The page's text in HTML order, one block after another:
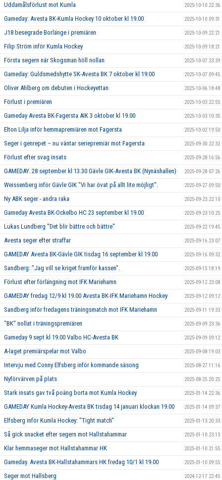
Uddamålsförlust mot Kumla 2025-10-10 22:36
Gameday: Avesta BK-Kumla Hockey 10 oktober kl 19.00 2025-10-10 09:31
J18 besegrade Borlänge i premiären 2025-10-09 22:21
Filip Ström inför Kumla Hockey 2025-10-09 18:21
Första segern när Skogsman höll nollan 2025-10-07 23:39
Gameday: Guldsmedshytte SK-Avesta BK 7 oktober kl 19:00 2025-10-07 09:45
Oliver Ahlberg om debuten i Hockeyettan 2025-10-06 18:48
Förlust i premiären 2025-10-03 22:55
Gameday Avesta BK-Fagersta AIK 3 oktober kl 19.00 2025-10-03 10:35
Elton Lilja inför hemmapremiären mot Fagersta 2025-10-02 19:50
Seger i genrepet – nu väntar seriepremiär mot Fagersta 2025-09-30 22:32
Förlust efter svag insats 2025-09-28 16:56
GAMEDAY. 28 september kl 13.30 Gävle GIK-Avesta BK (Nynäshallen) 2025-09-28 07:26
Weissenberg inför Gävle GIK "Vi har övat på allt lite möjligt". 2025-09-27 09:50
Ny ABK seger - andra raka 2025-09-23 22:10
Gameday Avesta BK-Ockelbo HC 23 september kl 19.00 2025-09-23 10:25
Lukas Lundberg "Det blir bättre och bättre" 2025-09-22 19:45
Avesta seger efter straffar 2025-09-16 23:07
GAMEDAY Avesta BK-Gävle GIK tisdag 16 september kl 19.00 2025-09-16 09:32
Sandberg: "Jag vill se kriget framför kassen". 2025-09-15 18:19
Förlust efter förlängning mot IFK Mariehamn 2025-09-12 23:08
GAMEDAY fredag 12/9 kl 19.00 Avesta BK-IFK Mariehamn Hockey 2025-09-12 09:12
Sandberg inför fredagens träningsmatch mot IFK Mariehamn 2025-09-11 19:33
"BK" nollat i träningspremiären 2025-09-09 23:36
Gameday 9 sept kl 19.00 Valbo HC-Avesta BK 2025-09-09 09:12
A-laget premiärspelar mot Valbo 2025-09-08 19:03
Intervju med Conny Elfsberg inför kommande säsong 2025-08-27 11:16
Nyförvärven på plats 2025-08-25 20:25
Stark insats gav två poäng borta mot Kumla Hockey 2025-01-14 22:36
GAMEDAY Kumla Hockey-Avesta BK tisdag 14 januari klockan 19.00 2025-01-14 09:37
Elfsberg inför Kumla Hockey: "Tight match" 2025-01-13 20:33
Så gick snacket efter segern mot Hallstahammar 2025-01-10 23:13
Klar hemmaseger mot Hallstahammar HK 2025-01-10 21:55
Gameday. Avesta BK-Hallstahammars HK fredag 10/1 kl 19.00 2025-01-10 09:55
Seger mot Hallsberg 2024-12-17 22:45